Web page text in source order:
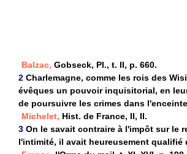
Balzac, Gobseck, Pl., t. II, p. 660.
2 Charlemagne, comme les rois des
évêques un pouvoir inquisitorial, en
de poursuivre les crimes dans
Michelet, Hist. de France, II, II.
3 On le savait contraire à l'impôt sur le
l'intimité, il avait heureusement qualifié